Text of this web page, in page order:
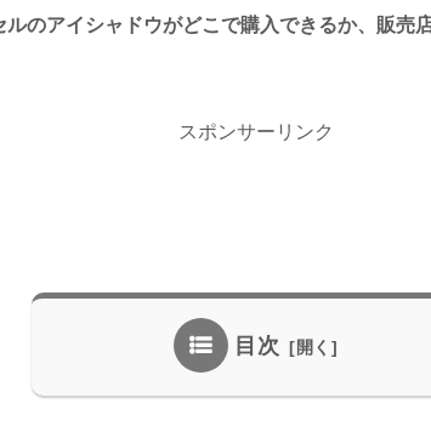
ルのアイシャドウがどこで購入できるか、販売
スポンサーリンク
目次